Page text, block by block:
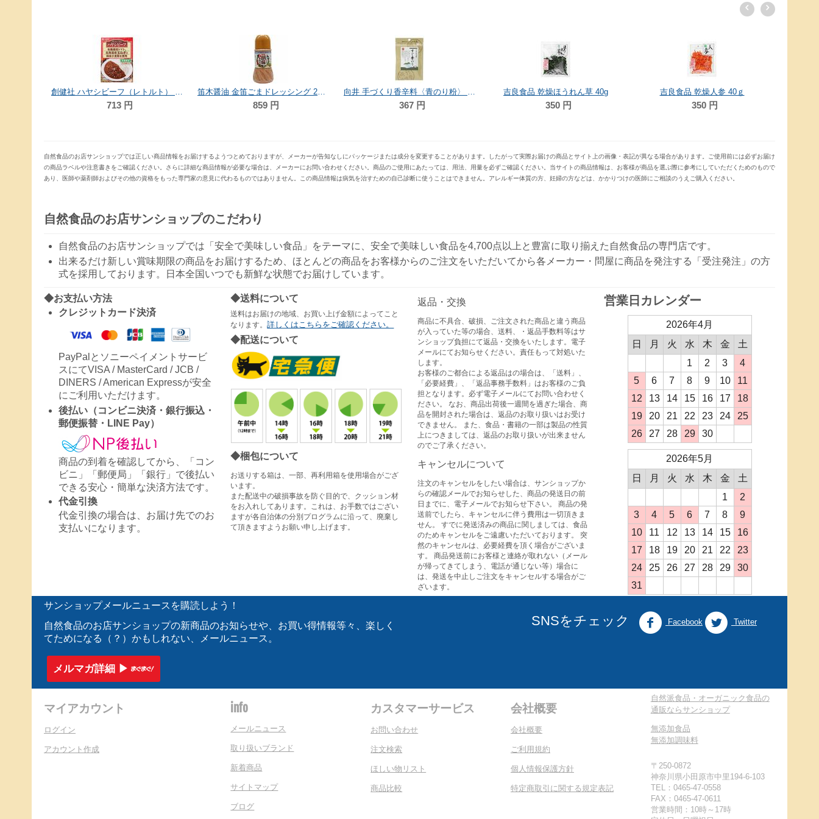
創健社 ハヤシビーフ（レトルト） 180g
713 円
笛木醤油 金笛ごまドレッシング 230ml
859 円
向井 手づくり香辛料〈青のり粉〉 4g
367 円
吉良食品 乾燥ほうれん草 40g
350 円
吉良食品 乾燥人参 40ｇ
350 円
自然食品のお店サンショップでは正しい商品情報をお届けするようつとめておりますが、メーカーが告知なしにパッケージまたは成分を変更することがあります。したがって実際お届けの商品とサイト上の画像・表記が異なる場合があります。ご使用前には必ずお届け
の商品ラベルや注意書きをご確認ください。さらに詳細な商品情報が必要な場合は、メーカーにお問い合わせください。商品のご使用にあたっては、用法、用量を必ずご確認ください。当サイトの商品情報は、お客様が商品を選ぶ際に参考にしていただくためのもので
あり、医師や薬剤師およびその他の資格をもった専門家の意見に代わるものではありません。この商品情報は病気を治すための自己診断に使うことはできません。アレルギー体質の方、妊婦の方などは、かかりつけの医師にご相談のうえご購入ください。
自然食品のお店サンショップのこだわり
自然食品のお店サンショップでは「安全で美味しい食品」をテーマに、安全で美味しい食品を4,700点以上と豊富に取り揃えた自然食品の専門店です。
出来るだけ新しい賞味期限の商品をお届けするため、ほとんどの商品をお客様からのご注文をいただいてから各メーカー・問屋に商品を発注する「受注発注」の方
式を採用しております。日本全国いつでも新鮮な状態でお届けしています。
◆お支払い方法
クレジットカード決済
PayPalとソニーペイメントサービ
スにてVISA / MasterCard / JCB /
DINERS / American Expressが安全
にご利用いただけます。
後払い（コンビニ決済・銀行振込・
郵便振替・LINE Pay）
商品の到着を確認してから、「コン
ビニ」「郵便局」「銀行」で後払い
できる安心・簡単な決済方法です。
代金引換
代金引換の場合は、お届け先でのお
支払いになります。
◆送料について
送料はお届けの地域、お買い上げ金額によってこと
なります。詳しくはこちらをご確認ください。
◆配送について
◆梱包について
お送りする箱は、一部、再利用箱を使用場合がござ
います。
また配送中の破損事故を防ぐ目的で、クッション材
をお入れしてあります。これは、お手数ではござい
ますが各自治体の分別プログラムに沿って、廃棄し
て頂きますようお願い申し上げます。
返品・交換
商品に不具合、破損、ご注文された商品と違う商品
が入っていた等の場合、送料、・返品手数料等はサ
ンショップ負担にて返品・交換をいたします。電子
メールにてお知らせください。責任もって対処いた
します。
お客様のご都合による返品はの場合は、「送料」、
「必要経費」、「返品事務手数料」はお客様のご負
担となります。必ず電子メールにてお問い合わせく
ださい。 なお、商品出荷後一週間を過ぎた場合、商
品を開封された場合は、返品のお取り扱いはお受け
できません。 また、食品・書籍の一部は製品の性質
上につきましては、返品のお取り扱いが出来ません
のでご了承ください。
キャンセルについて
注文のキャンセルをしたい場合は、サンショップか
らの確認メールでお知らせした、商品の発送日の前
日までに、電子メールでお知らせ下さい。 商品の発
送前でしたら、キャンセルに伴う費用は一切頂きま
せん。 すでに発送済みの商品に関しましては、食品
のためキャンセルをご遠慮いただいております。 突
然のキャンセルは、必要経費を頂く場合がございま
す。 商品発送前にお客様と連絡が取れない（メール
が帰ってきてしまう、電話が通じない等）場合に
は、発送を中止しご注文をキャンセルする場合がご
ざいます。
営業日カレンダー
2026年4月
日
月 火 水 木 金
土
1
2 3
4
5
6 7 8 9 10
11
12
13 14 15 16 17
18
19
20 21 22 23 24
25
26
27 28 29 30
2026年5月
日
月 火 水 木 金
土
1
2
3
4 5 6 7 8
9
10
11 12 13 14 15
16
17
18 19 20 21 22
23
24
25 26 27 28 29
30
31
サンショップメールニュースを購読しよう！
自然食品のお店サンショップの新商品のお知らせや、お買い得情報等々、楽しく
てためになる（？）かもしれない、メールニュース。
メルマガ詳細 ▶︎
SNSをチェック Facebook Twitter
マイアカウント
ログイン
アカウント作成
info
メールニュース
取り扱いブランド
新着商品
サイトマップ
ブログ
カスタマーサービス
お問い合わせ
注文検索
ほしい物リスト
商品比較
会社概要
会社概要
ご利用規約
個人情報保護方針
特定商取引に関する規定表記
自然派食品・オーガニック食品の
通販ならサンショップ
無添加食品
無添加調味料
〒250-0872
神奈川県小田原市中里194-6-103
TEL：0465-47-0558
FAX：0465-47-0611
営業時間：10時～17時